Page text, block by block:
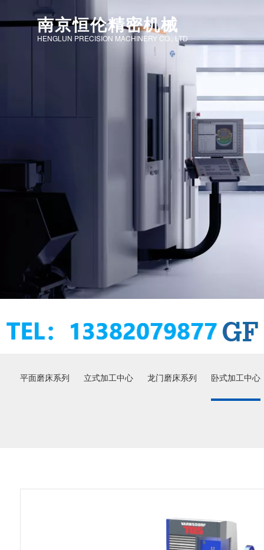
南京恒伦精密机械
HENGLUN PRECISION MACHINERY CO., LTD
平面磨床系列 立式加工中心 龙门磨床系列 卧式加工中心